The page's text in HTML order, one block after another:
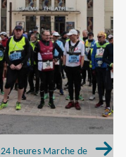
24 heures Marche de